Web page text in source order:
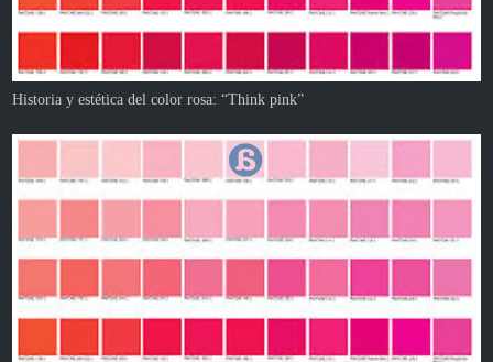
Historia y estética del color rosa: “Think pink”